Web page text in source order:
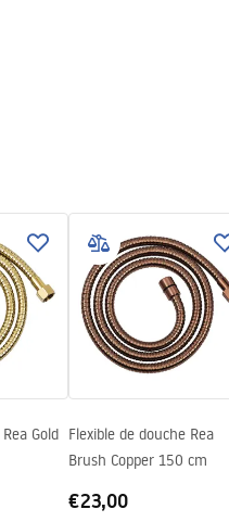
Gold Flexible de douche Rea
Brush Copper 150 cm
€23,00